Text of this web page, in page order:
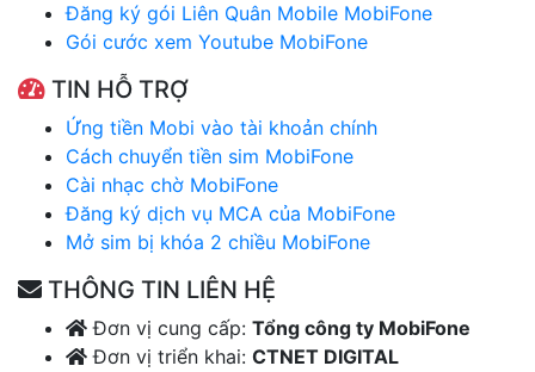
Đăng ký gói Liên Quân Mobile MobiFone
Gói cước xem Youtube MobiFone
TIN HỖ TRỢ
Ứng tiền Mobi vào tài khoản chính
Cách chuyển tiền sim MobiFone
Cài nhạc chờ MobiFone
Đăng ký dịch vụ MCA của MobiFone
Mở sim bị khóa 2 chiều MobiFone
THÔNG TIN LIÊN HỆ
Đơn vị cung cấp: Tổng công ty MobiFone
Đơn vị triển khai: CTNET DIGITAL